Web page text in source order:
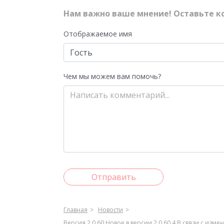
Нам важно ваше мнение! Оставьте
Отображаемое имя
Чем мы можем вам помочь?
Отправить
Главная
Новости